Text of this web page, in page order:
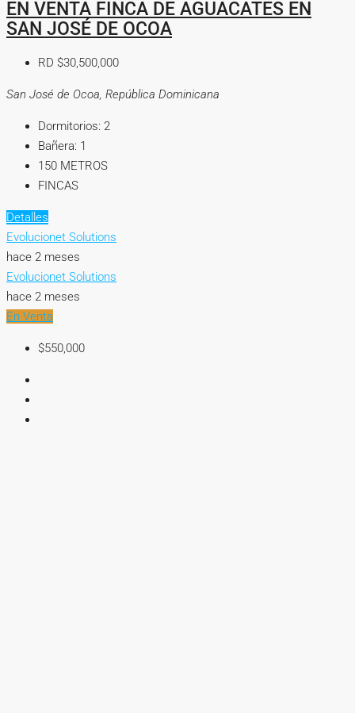
EN VENTA FINCA DE AGUACATES EN
SAN JOSÉ DE OCOA
RD $30,500,000
San José de Ocoa, República Dominicana
Dormitorios: 2
Bañera: 1
150 METROS
FINCAS
Detalles
Evolucionet Solutions
hace 2 meses
Evolucionet Solutions
hace 2 meses
En Venta
$550,000